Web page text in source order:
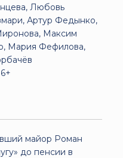
Любовь
Артур Федынко,
Максим
Мария Фефилова,
майор Роман
до пенсии в